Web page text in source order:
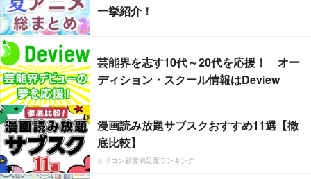
一挙紹介！
芸能界を志す10代～20代を応援！ オー
ディション・スクール情報はDeview
漫画読み放題サブスクおすすめ11選【徹
底比較】
オリコン顧客満足度ランキング